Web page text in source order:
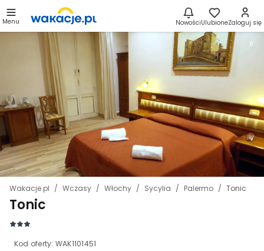
Menu NowościUlubioneZaloguj się
Wakacje.pl Wczasy Włochy Sycylia Palermo Tonic
Tonic
Kod oferty: WAK1101451
6